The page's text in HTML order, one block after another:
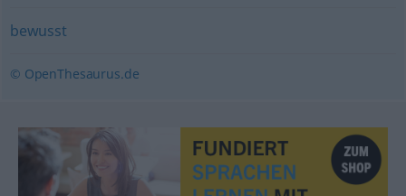
bewusst
© OpenThesaurus.de